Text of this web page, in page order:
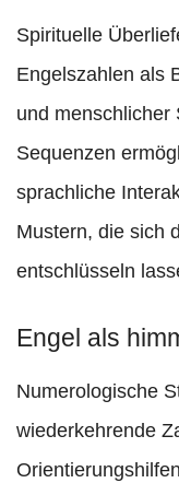
Spirituelle
Engelszahlen als
und menschlicher
Sequenzen
sprachliche
Mustern, die sich
entschlüsseln
Engel als
Numerologische
wiederkehrende